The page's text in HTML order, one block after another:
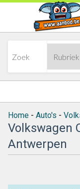
Home - Auto's -
Volkswagen
Antwerpen